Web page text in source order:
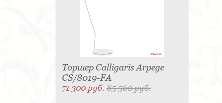
Торшер Calligaris Arpege
CS/8019-FA
71 300 руб.85 560 руб.